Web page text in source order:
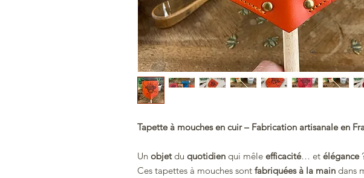
Tapette à mouches en cuir – Fabrication artisanale en
Un objetdu quotidien qui mêle efficacité… et élégance
Ces tapettes à mouches sont fabriquées à la main dans